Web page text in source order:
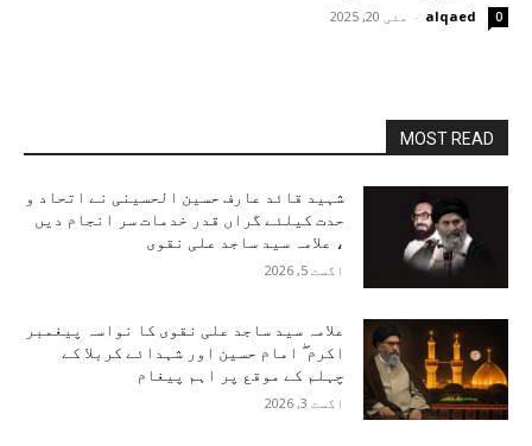
alqaed
- مئی 20, 2025 0
MOST READ
شہید قائد عارف حسین الحسینی نے اتحاد و
حدت کیلئے گراں قدر خدمات سر انجام دیں
، علامہ سید ساجد علی نقوی
اگست 5, 2026
علامہ سید ساجد علی نقوی کا نواسہ پیغمبر
اکرم ۖ امام حسین اور شہدائے کربلا کے
چہلم کے موقع پر اہم پیغام
اگست 3, 2026